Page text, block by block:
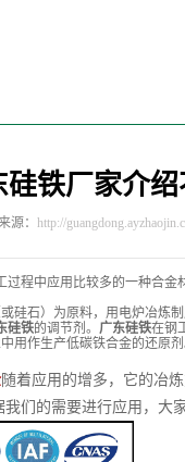
硅铁厂家介
源： http://
过程中应用比较多的一种合
硅石）为原料，用电炉冶炼
硅铁的调节剂。 广东硅铁在钢
作生产低碳铁合金的还原
随着应用的增多，它的冶
们的需要进行应用，大